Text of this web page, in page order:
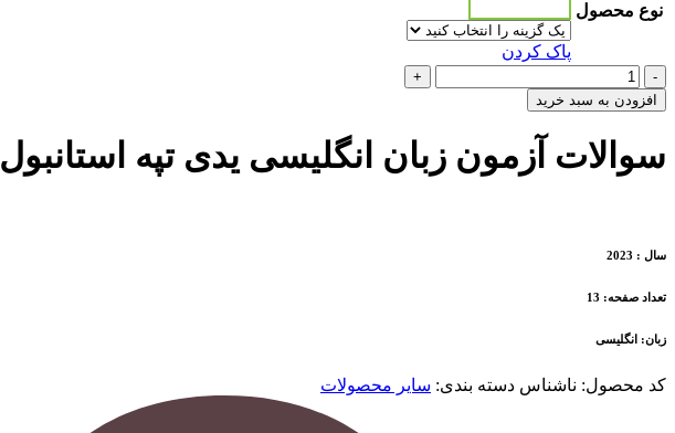
نوع محصول
پاک کردن
-
سوالات
آزمون
زبان
انگلیسی
یدی
تپه
+
افزودن به سبد خرید
سوالات آزمون زبان انگلیسی یدی تپه استانبول
سال : 2023
تعداد صفحه: 13
زبان: انگلیسی
کد محصول: ناشناس دسته بندی: سایر محصولات